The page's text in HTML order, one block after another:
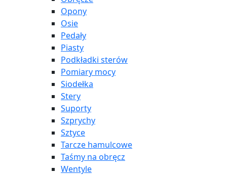
Opony
Osie
Pedały
Piasty
Podkładki sterów
Pomiary mocy
Siodełka
Stery
Suporty
Szprychy
Sztyce
Tarcze hamulcowe
Taśmy na obręcz
Wentyle